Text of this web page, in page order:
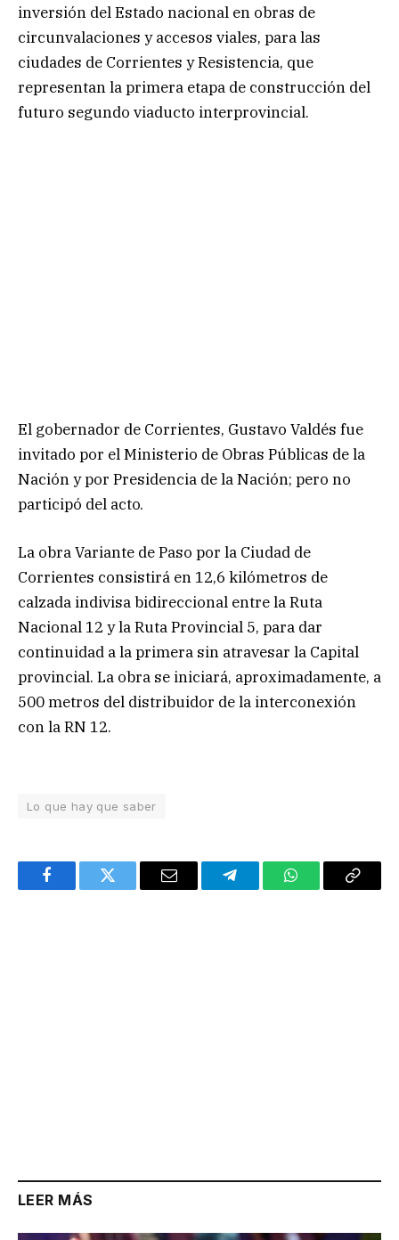
inversión del Estado nacional en obras de
circunvalaciones y accesos viales, para las
ciudades de Corrientes y Resistencia, que
representan la primera etapa de construcción del
futuro segundo viaducto interprovincial.
El gobernador de Corrientes, Gustavo Valdés fue
invitado por el Ministerio de Obras Públicas de la
Nación y por Presidencia de la Nación; pero no
participó del acto.
La obra Variante de Paso por la Ciudad de
Corrientes consistirá en 12,6 kilómetros de
calzada indivisa bidireccional entre la Ruta
Nacional 12 y la Ruta Provincial 5, para dar
continuidad a la primera sin atravesar la Capital
provincial. La obra se iniciará, aproximadamente, a
500 metros del distribuidor de la interconexión
con la RN 12.
Lo que hay que saber
FacebookTwitter Email TelegramWhatsAppCopy
LEER MÁS